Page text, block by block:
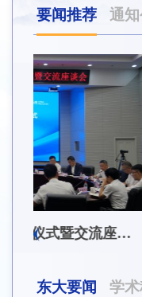
要闻推荐 通
东大要闻 学